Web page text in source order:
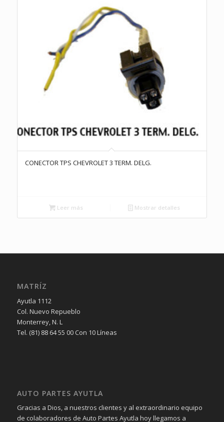
CONECTOR TPS CHEVROLET 3 TERM. DELG.
Leer más Mostrar detalles
MATRÍZ
Ayutla 1112
Col. Nuevo Repueblo
Monterrey, N. L
Tel. (81) 88 64 55 00 Con 10 Líneas
AUTO PARTES AYUTLA
Gracias a Dios, a nuestros clientes y al extraordinario equipo
de colaboradores de Auto Partes Ayutla hoy llegamos a